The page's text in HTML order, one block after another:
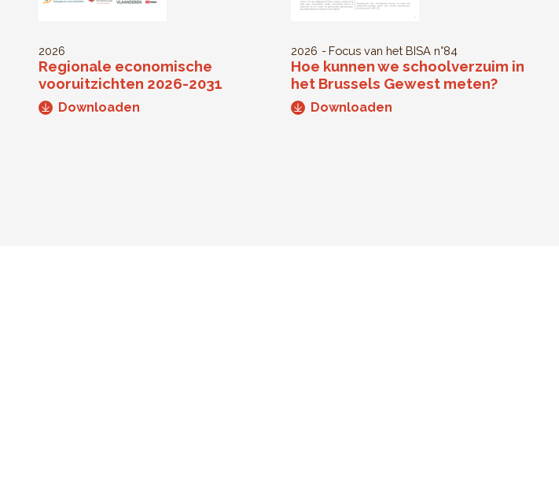
2026
Regionale economische
vooruitzichten 2026-2031
Downloaden
2026 Focus van het BISA n°84
Hoe kunnen we schoolverzuim in
het Brussels Gewest meten?
Downloaden